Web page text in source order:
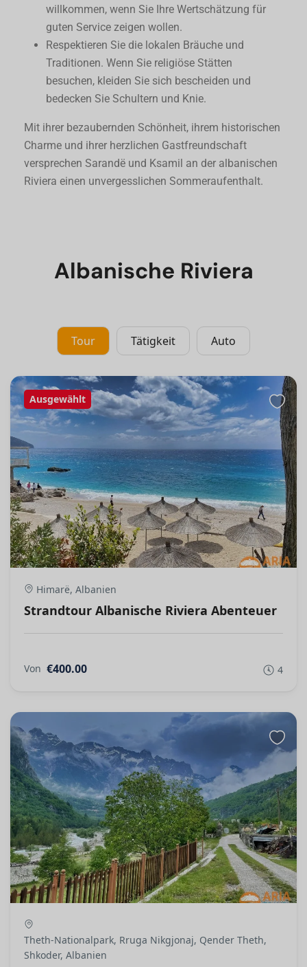
willkommen, wenn Sie Ihre Wertschätzung für
guten Service zeigen wollen.
Respektieren Sie die lokalen Bräuche und
Traditionen. Wenn Sie religiöse Stätten
besuchen, kleiden Sie sich bescheiden und
bedecken Sie Schultern und Knie.
Mit ihrer bezaubernden Schönheit, ihrem historischen
Charme und ihrer herzlichen Gastfreundschaft
versprechen Sarandë und Ksamil an der albanischen
Riviera einen unvergesslichen Sommeraufenthalt.
Albanische Riviera
Tour Tätigkeit Auto
Ausgewählt
Himarë, Albanien
Strandtour Albanische Riviera Abenteuer
Von €400.00 4
Theth-Nationalpark, Rruga Nikgjonaj, Qender Theth,
Shkoder, Albanien